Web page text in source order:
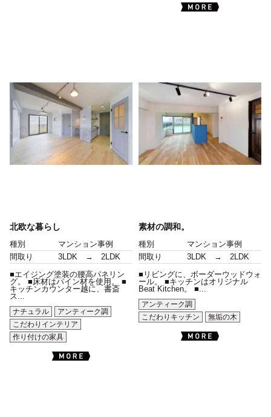
北欧な暮らし
種別
マンション事例
間取り
3LDK → 2LDK
■エイジング塗装の腰高パネリン
グ。 ■床材はパイン材を使用。 ■
キッチンカウンター越に、書斎
ス...
ナチュラル
アンティーク調
こだわりインテリア
作り付けの家具
素材の調和。
種別
マンション事例
間取り
3LDK → 2LDK
■リビングに、ボーダーウッドウォ
ール。 ■キッチンはオリジナル
Beat Kitchen。 ■...
アンティーク調
こだわりキッチン
無垢の木